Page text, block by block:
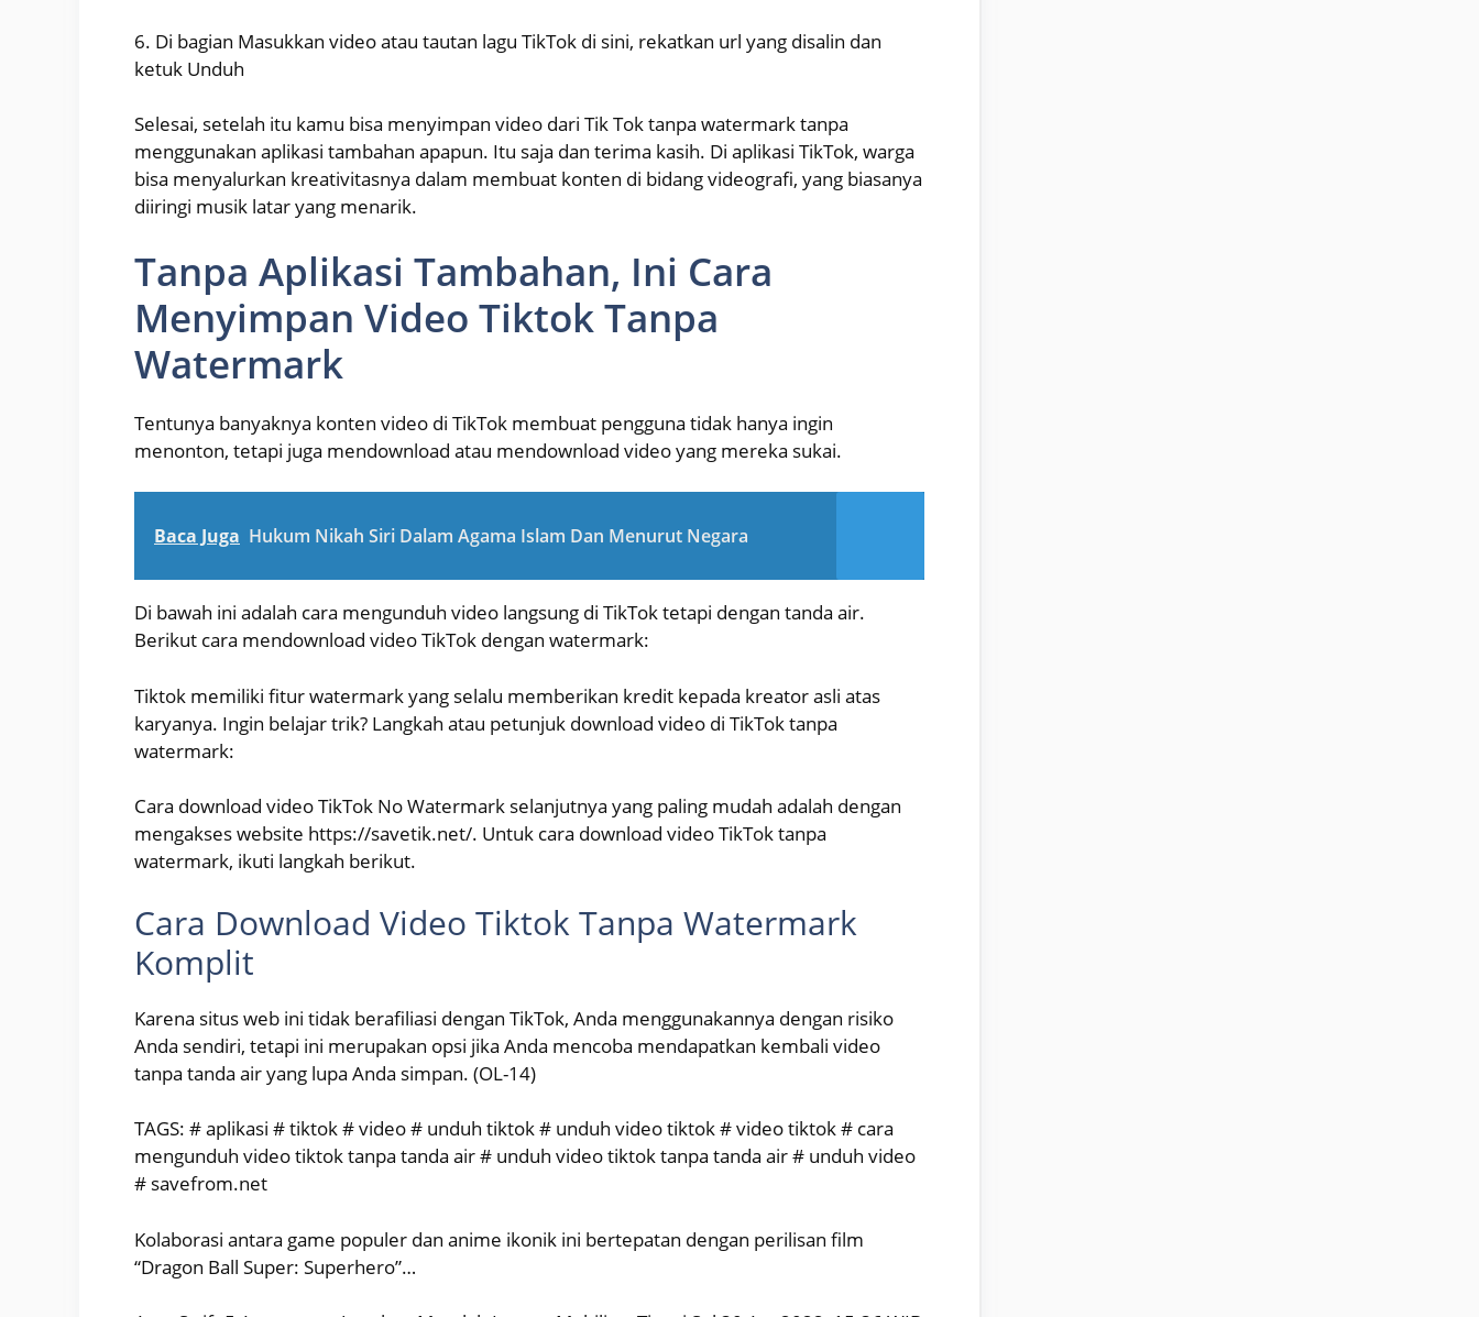
6. Di bagian Masukkan video atau tautan lagu TikTok di sini, rekatkan url yang disalin dan
ketuk Unduh
Selesai, setelah itu kamu bisa menyimpan video dari Tik Tok tanpa watermark tanpa
menggunakan aplikasi tambahan apapun. Itu saja dan terima kasih. Di aplikasi TikTok, warga
bisa menyalurkan kreativitasnya dalam membuat konten di bidang videografi, yang biasanya
diiringi musik latar yang menarik.
Tanpa Aplikasi Tambahan, Ini Cara
Menyimpan Video Tiktok Tanpa
Watermark
Tentunya banyaknya konten video di TikTok membuat pengguna tidak hanya ingin
menonton, tetapi juga mendownload atau mendownload video yang mereka sukai.
Baca Juga Hukum Nikah Siri Dalam Agama Islam Dan Menurut Negara
Di bawah ini adalah cara mengunduh video langsung di TikTok tetapi dengan tanda air.
Berikut cara mendownload video TikTok dengan watermark:
Tiktok memiliki fitur watermark yang selalu memberikan kredit kepada kreator asli atas
karyanya. Ingin belajar trik? Langkah atau petunjuk download video di TikTok tanpa
watermark:
Cara download video TikTok No Watermark selanjutnya yang paling mudah adalah dengan
mengakses website https://savetik.net/. Untuk cara download video TikTok tanpa
watermark, ikuti langkah berikut.
Cara Download Video Tiktok Tanpa Watermark
Komplit
Karena situs web ini tidak berafiliasi dengan TikTok, Anda menggunakannya dengan risiko
Anda sendiri, tetapi ini merupakan opsi jika Anda mencoba mendapatkan kembali video
tanpa tanda air yang lupa Anda simpan. (OL-14)
TAGS: # aplikasi # tiktok # video # unduh tiktok # unduh video tiktok # video tiktok # cara
mengunduh video tiktok tanpa tanda air # unduh video tiktok tanpa tanda air # unduh video
# savefrom.net
Kolaborasi antara game populer dan anime ikonik ini bertepatan dengan perilisan film
“Dragon Ball Super: Superhero”…